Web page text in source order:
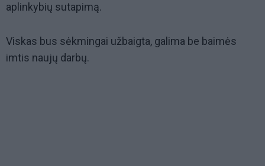
aplinkybių sutapimą.
Viskas bus sėkmingai užbaigta, galima be baimės
imtis naujų darbų.